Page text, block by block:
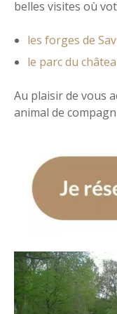
belles visites où
les forges de
le parc du
Au plaisir de vous
animal de